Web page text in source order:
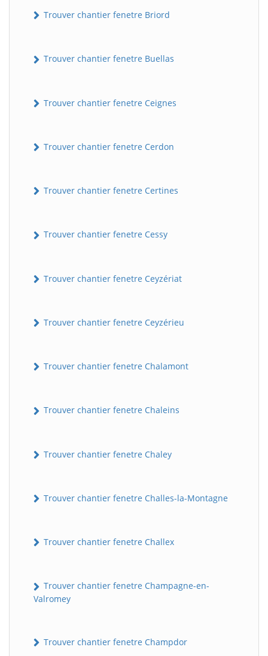
Trouver chantier fenetre Briord
Trouver chantier fenetre Buellas
Trouver chantier fenetre Ceignes
Trouver chantier fenetre Cerdon
Trouver chantier fenetre Certines
Trouver chantier fenetre Cessy
Trouver chantier fenetre Ceyzériat
Trouver chantier fenetre Ceyzérieu
Trouver chantier fenetre Chalamont
Trouver chantier fenetre Chaleins
Trouver chantier fenetre Chaley
Trouver chantier fenetre Challes-la-Montagne
Trouver chantier fenetre Challex
Trouver chantier fenetre Champagne-en-
Valromey
Trouver chantier fenetre Champdor